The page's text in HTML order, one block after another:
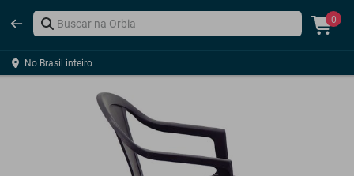
0
No Brasil inteiro